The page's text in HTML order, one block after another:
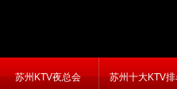
苏州KTV夜总会 苏州十大KTV